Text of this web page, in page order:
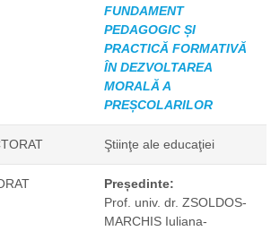
FUNDAMENT
PEDAGOGIC ȘI
PRACTICĂ FORMATIVĂ
ÎN DEZVOLTAREA
MORALĂ A
PREȘCOLARILOR
Ştiinţe ale educaţiei
Președinte:
Prof. univ. dr. ZSOLDOS-
MARCHIS Iuliana-